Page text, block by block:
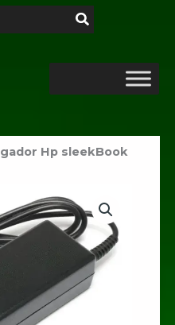
Hp sleekBook